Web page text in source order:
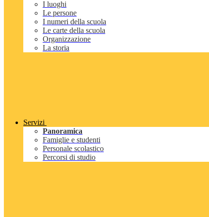
I luoghi
Le persone
I numeri della scuola
Le carte della scuola
Organizzazione
La storia
Servizi
Panoramica
Famiglie e studenti
Personale scolastico
Percorsi di studio